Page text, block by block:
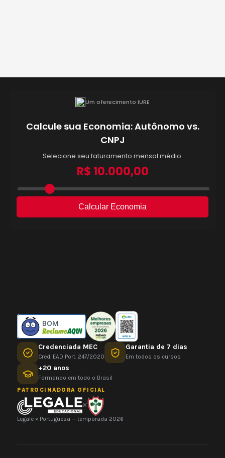
BOM
Credenciada MEC
Cred. EAD Port. 247/2020
Garantia de 7 dias
Em todos os cursos
+20 anos
Formando em todo o Brasil
PATROCINADORA OFICIAL
×
Legale × Portuguesa — temporada 2026